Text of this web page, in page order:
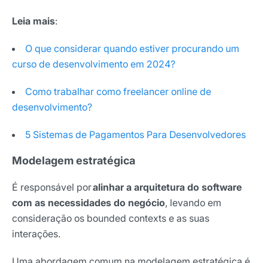
Leia mais:
O que considerar quando estiver procurando um
curso de desenvolvimento em 2024?
Como trabalhar como freelancer online de
desenvolvimento?
5 Sistemas de Pagamentos Para Desenvolvedores
Modelagem estratégica
É responsável poralinhar a arquitetura do software
com as necessidades do negócio, levando em
consideração os bounded contexts e as suas
interações.